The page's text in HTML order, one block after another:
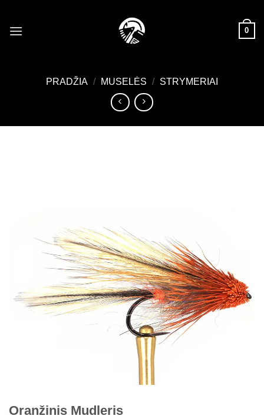
content
0
PRADŽIA / MUSELĖS / STRYMERIAI
Oranžinis Mudleris